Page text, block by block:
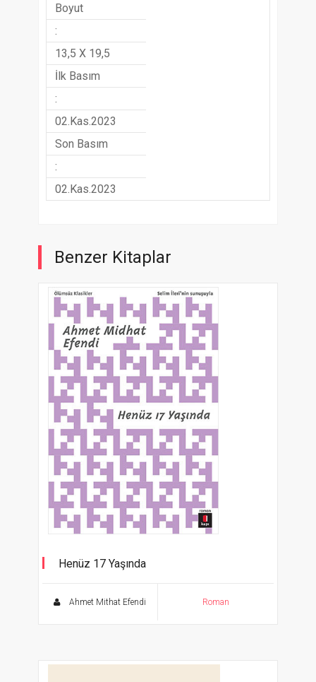
Boyut
:
13,5 X 19,5
İlk Basım
:
02.Kas.2023
Son Basım
:
02.Kas.2023
Benzer Kitaplar
Henüz 17 Yaşında
Ahmet Mithat Efendi Roman